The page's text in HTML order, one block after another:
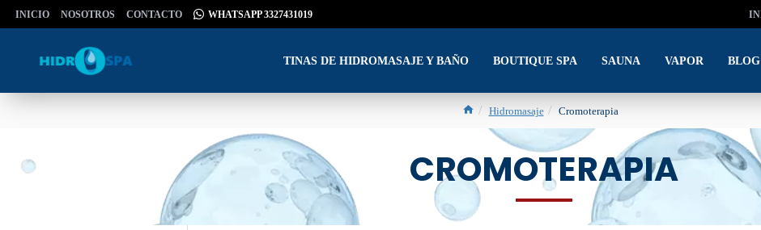
INICIO NOSOTROS CONTACTO WHATSAPP 3327431019
TINAS DE HIDROMASAJE Y BAÑO BOUTIQUE SPA SAUNA VAPOR BLOG
Hidromasaje Cromoterapia
CROMOTERAPIA